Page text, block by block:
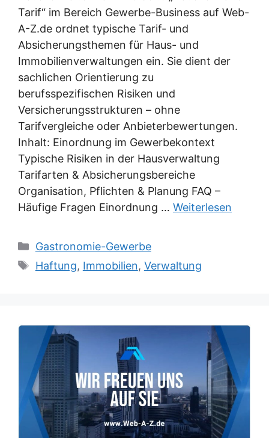
Tarif“ im Bereich Gewerbe-Business auf Web-
A-Z.de ordnet typische Tarif- und
Absicherungsthemen für Haus- und
Immobilienverwaltungen ein. Sie dient der
sachlichen Orientierung zu
berufsspezifischen Risiken und
Versicherungsstrukturen – ohne
Tarifvergleiche oder Anbieterbewertungen.
Inhalt: Einordnung im Gewerbekontext
Typische Risiken in der Hausverwaltung
Tarifarten & Absicherungsbereiche
Organisation, Pflichten & Planung FAQ –
Häufige Fragen Einordnung … Weiterlesen
Kategorien
Gastronomie-Gewerbe
Schlagwörter
Haftung, Immobilien, Verwaltung